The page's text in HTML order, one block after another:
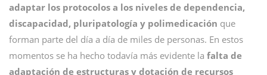
adaptar los protocolos a los niveles de dependencia,
discapacidad, pluripatología y polimedicación que
forman parte del día a día de miles de personas. En estos
momentos se ha hecho todavía más evidente la falta de
adaptación de estructuras y dotación de recursos